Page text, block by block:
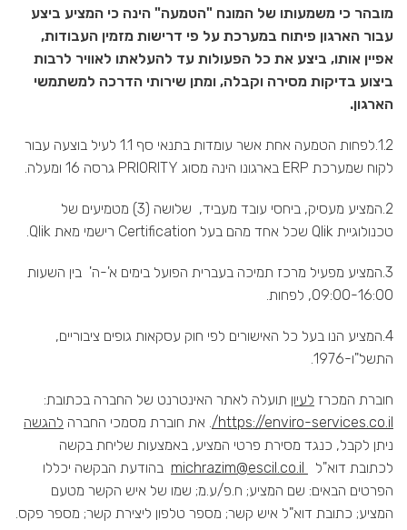
מובהר כי משמעותו של המונח "הטמעה" הינה כי המציע ביצע
עבור הארגון פיתוח במערכת על פי דרישות מזמין העבודות,
אפיין אותו, ביצע את כל הפעולות עד להעלאתו לאוויר לרבות
ביצוע בדיקות מסירה וקבלה, ומתן שירותי הדרכה למשתמשי
הארגון.
1.2.לפחות הטמעה אחת אשר עומדות בתנאי סף 1.1 לעיל בוצעה עבור
לקוח שמערכת ERP בארגונו הינה מסוג PRIORITY גרסה 16 ומעלה.
2.המציע מעסיק, ביחסי עובד מעביד, שלושה (3) מטמיעים של
טכנולוגיית Qlik שכל אחד מהם בעל Certification רישמי מאת Qlik.
3.המציע מפעיל מרכז תמיכה בעברית הפועל בימים א'-ה' בין השעות
09:00-16:00, לפחות.
4.המציע הנו בעל כל האישורים לפי חוק עסקאות גופים ציבוריים,
התשל"ו-1976.
חוברת המכרז לעיון תועלה לאתר האינטרנט של החברה בכתובת:
https://enviro-services.co.il/ . את חוברת מסמכי החברה להגשה
ניתן לקבל, כנגד מסירת פרטי המציע, באמצעות שליחת בקשה
לכתובת דוא"ל
בהודעת הבקשה יכללו
הפרטים הבאים: שם המציע; ח.פ/ע.מ; שמו של איש הקשר מטעם
המציע; כתובת דוא"ל איש קשר; מספר טלפון ליצירת קשר; מספר פקס.